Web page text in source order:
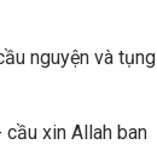
nguyện và tụng
xin Allah ban